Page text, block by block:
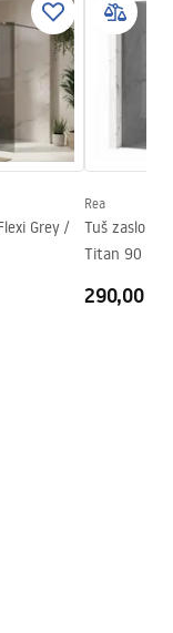
_5.pdf
Grey /
Rea
Tuš zaslon
Titan 90
290,00 €